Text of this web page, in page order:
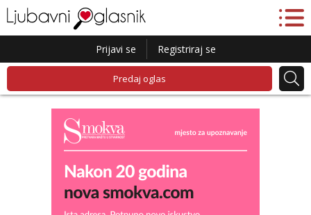
Prijavi se Registriraj se
Predaj oglas